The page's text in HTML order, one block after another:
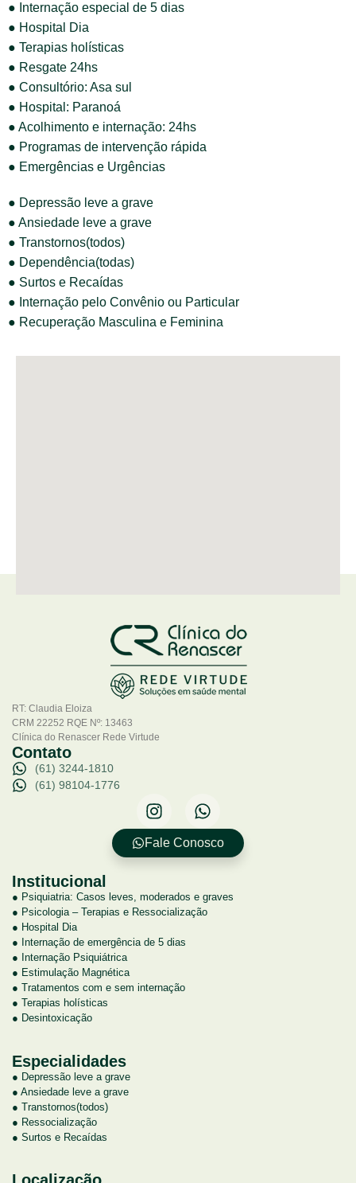
● Internação especial de 5 dias
● Hospital Dia
● Terapias holísticas
● Resgate 24hs
● Consultório: Asa sul
● Hospital: Paranoá
● Acolhimento e internação: 24hs
● Programas de intervenção rápida
● Emergências e Urgências
● Depressão leve a grave
● Ansiedade leve a grave
● Transtornos(todos)
● Dependência(todas)
● Surtos e Recaídas
● Internação pelo Convênio ou Particular
● Recuperação Masculina e Feminina
RT: Claudia Eloiza
CRM 22252 RQE Nº: 13463
Clínica do Renascer Rede Virtude
Contato
(61) 3244-1810
(61) 98104-1776
Fale Conosco
Institucional
● Psiquiatria: Casos leves, moderados e graves
● Psicologia – Terapias e Ressocialização
● Hospital Dia
● Internação de emergência de 5 dias
● Internação Psiquiátrica
● Estimulação Magnética
● Tratamentos com e sem internação
● Terapias holísticas
● Desintoxicação
Especialidades
● Depressão leve a grave
● Ansiedade leve a grave
● Transtornos(todos)
● Ressocialização
● Surtos e Recaídas